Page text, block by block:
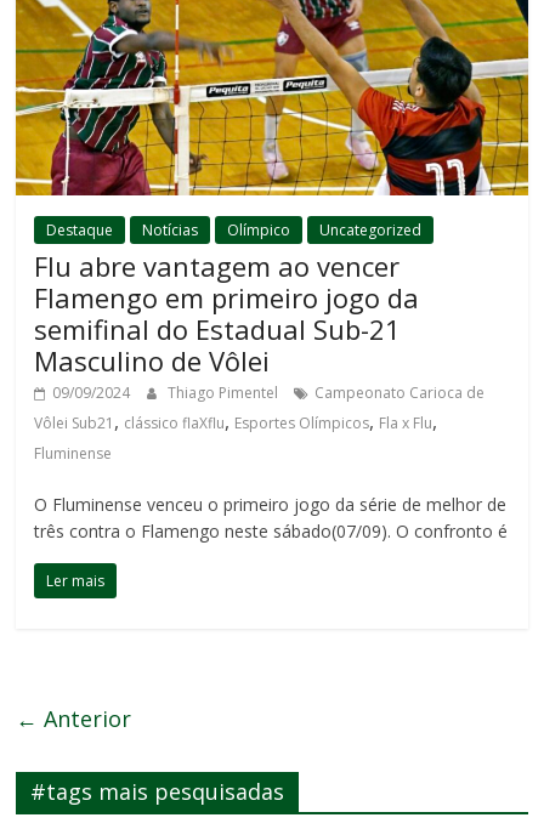
Destaque Notícias Olímpico Uncategorized
Flu abre vantagem ao vencer
Flamengo em primeiro jogo da
semifinal do Estadual Sub-21
Masculino de Vôlei
09/09/2024 Thiago Pimentel
Campeonato Carioca de
Vôlei Sub21 , clássico flaXflu, Esportes Olímpicos, Fla x Flu,
Fluminense
O Fluminense venceu o primeiro jogo da série de melhor de
três contra o Flamengo neste sábado(07/09). O confronto é
Ler mais
← Anterior
#tags mais pesquisadas